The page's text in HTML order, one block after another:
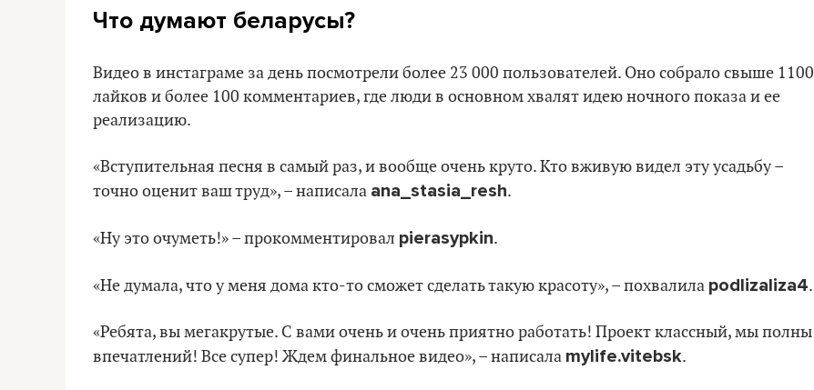
Что думают беларусы?
Видео в инстаграме за день посмотрели более 23 000 пользователей. Оно собрало свыше 1100
лайков и более 100 комментариев, где люди в основном хвалят идею ночного показа и ее
реализацию.
«Вступительная песня в самый раз, и вообще очень круто. Кто вживую видел эту усадьбу –
точно оценит ваш труд», – написала ana_stasia_resh.
«Ну это очуметь!» – прокомментировал pierasypkin.
«Не думала, что у меня дома кто-то сможет сделать такую красоту», – похвалила podlizaliza4.
«Ребята, вы мегакрутые. С вами очень и очень приятно работать! Проект классный, мы полны
впечатлений! Все супер! Ждем финальное видео», – написала mylife.vitebsk.